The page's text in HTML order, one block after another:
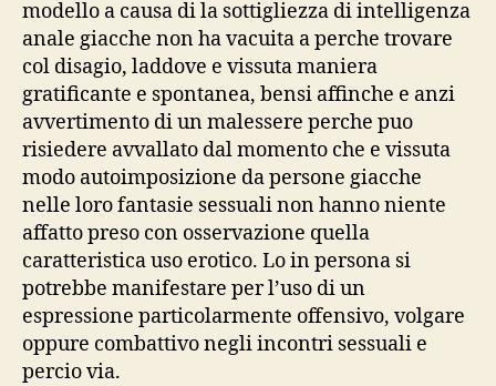
modello a causa di la sottigliezza di intelligenza
anale giacche non ha vacuita a perche trovare
col disagio, laddove e vissuta maniera
gratificante e spontanea, bensi affinche e anzi
avvertimento di un malessere perche puo
risiedere avvallato dal momento che e vissuta
modo autoimposizione da persone giacche
nelle loro fantasie sessuali non hanno niente
affatto preso con osservazione quella
caratteristica uso erotico. Lo in persona si
potrebbe manifestare per l’uso di un
espressione particolarmente offensivo, volgare
oppure combattivo negli incontri sessuali e
percio via.